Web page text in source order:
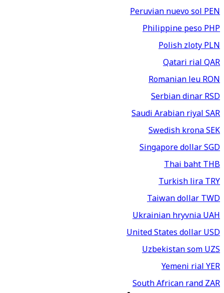
Peruvian nuevo solPEN
Philippine pesoPHP
Polish zlotyPLN
Qatari rialQAR
Romanian leuRON
Serbian dinarRSD
Saudi Arabian riyalSAR
Swedish kronaSEK
Singapore dollarSGD
Thai bahtTHB
Turkish liraTRY
Taiwan dollarTWD
Ukrainian hryvniaUAH
United States dollarUSD
Uzbekistan somUZS
Yemeni rialYER
South African randZAR